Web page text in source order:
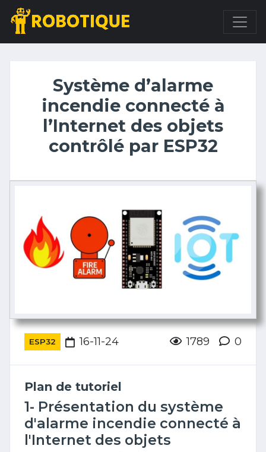
Système d’alarme
incendie connecté à
l’Internet des objets
contrôlé par ESP32
ESP32 16-11-24 1789 0
Plan de tutoriel
1- Présentation du système
d'alarme incendie connecté à
l'Internet des objets